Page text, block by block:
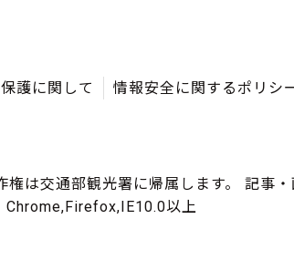
護に関して 情報安全に関するポリシ
は交通部観光署に帰属します。 記事・
以上